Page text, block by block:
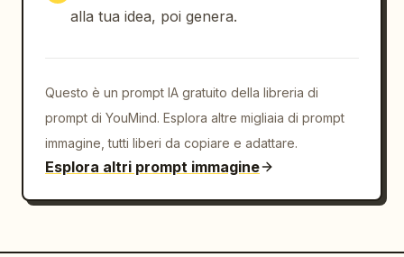
["#FFFFFF","70%","50%","20%","10%"],"visual":
"cinque campioni quadrati in scala di grigi
TIPOGRAFICO","text":"
GEIST MONO / GEIST SANS
"}},"composition":"spaziatura pulita e
generosa, tutti gli elementi allineati a una
allineato a sinistra, linee divisorie
alla tua idea, poi genera.
Questo è un prompt IA gratuito della libreria di
prompt di YouMind. Esplora altre migliaia di prompt
immagine, tutti liberi da copiare e adattare.
Esplora altri prompt immagine